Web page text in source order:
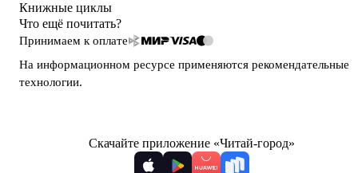
Книжные циклы
Что ещё почитать?
Принимаем к оплате
На информационном ресурсе применяются рекомендательные
технологии.
Скачайте приложение «Читай-город»